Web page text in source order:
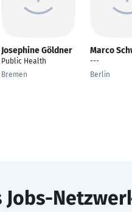
Josephine Göldner
Public Health
Bremen
Marco
---
Berlin
Jobs-